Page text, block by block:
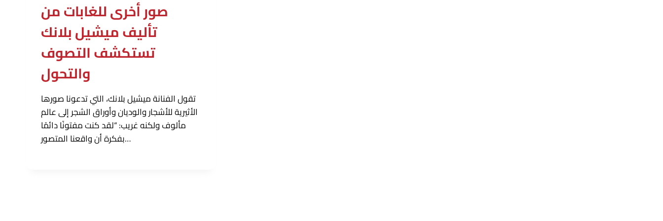
صور أخرى للغابات من
تأليف ميشيل بلانك
تستكشف التصوف
والتحول
تقول الفنانة ميشيل بلانك، التي تدعونا صورها
الأثيرية للأشجار والوديان وأوراق الشجر إلى عالم
مألوف ولكنه غريب: “لقد كنت مفتونًا دائمًا
بفكرة أن واقعنا المتصور…